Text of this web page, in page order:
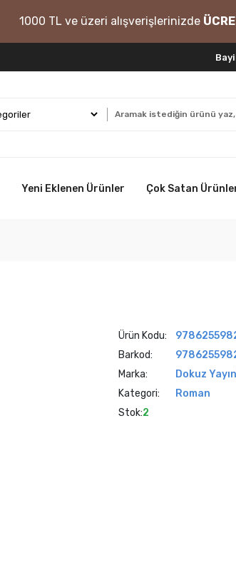
1000 TL ve üzeri alışverişlerinizde
Yeni Eklenen Ürünler Çok Satan
Ürün Kodu:
Barkod:
Marka:
Dokuz
Kategori:
Roman
Stok:2